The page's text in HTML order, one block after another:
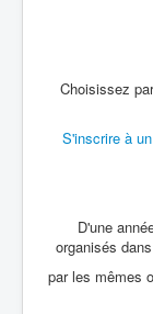
Choisissez
S'inscrire à
D'une
organisés
par les mêmes